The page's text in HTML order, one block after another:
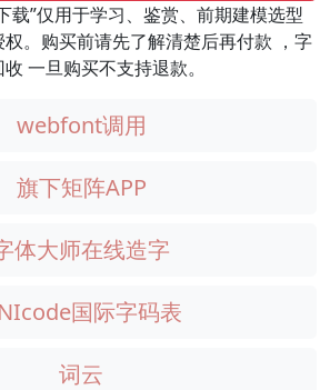
载”仅用于学习、鉴赏、前期建模选型
。购买前请先了解清楚后再付款 ，字
一旦购买不支持退款。
webfont调用
旗下矩阵APP
体大师在线造字
国际字码表
词云